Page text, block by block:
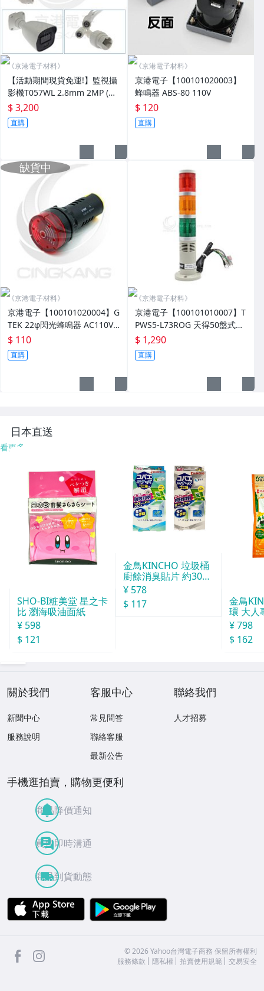
《京港電子材料》
【活動期間現貨免運!】監視攝
影機T057WL 2.8mm 2MP (再
加送變壓器DVE12V/1A) 含稅
價
$ 3,200
直購
《京港電子材料》
京港電子【100101020003】
蜂鳴器 ABS-80 110V
$ 120
直購
《京港電子材料》
京港電子【100101020004】G
TEK 22φ閃光蜂鳴器 AC110V
紅
$ 110
直購
《京港電子材料》
京港電子【100101010007】T
PWS5-L73ROG 天得50盤式閃
光燈+蜂鳴器 24V LED紅/橙/綠
$ 1,290
直購
日本直送
看更多
SHO-BI粧美堂 星之卡
比 瀏海吸油面紙
¥ 598
$ 121
金鳥KINCHO 垃圾桶
廚餘消臭貼片 約30天
分
¥ 578
$ 117
金鳥
環 大人
¥ 798
$ 162
關於我們
新聞中心
服務說明
客服中心
常見問答
聯絡客服
最新公告
聯絡我們
人才招募
手機逛拍賣，購物更便利
商品降價通知
買賣即時溝通
商品到貨動態
APP Store
facebook ©2026 Yahoo台灣電子商務 保留所有權利
服務條款
隱私權 拍賣使用規範 交易安全